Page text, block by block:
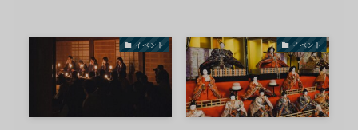
イベント イベント